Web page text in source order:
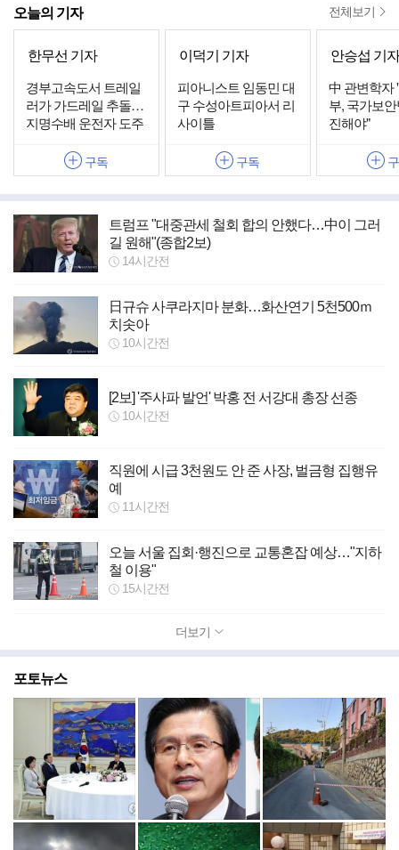
오늘의 기자 전체보기
한무선 기자
경부고속도서 트레일
러가 가드레일 추돌…
지명수배 운전자 도주
구독
이덕기 기자
피아니스트 임동민 대
구 수성아트피아서 리
사이틀
구독
안승섭 기자
中 관변학자
부, 국가보
진해야"
트럼프 "대중관세 철회 합의 안했다…中이 그러
길 원해"(종합2보)
14시간전
日규슈 사쿠라지마 분화…화산연기 5천500ｍ
치솟아
10시간전
[2보] '주사파 발언' 박홍 전 서강대 총장 선종
10시간전
직원에 시급 3천원도 안 준 사장, 벌금형 집행유
예
11시간전
오늘 서울 집회·행진으로 교통혼잡 예상…"지하
철 이용"
15시간전
더보기
포토뉴스